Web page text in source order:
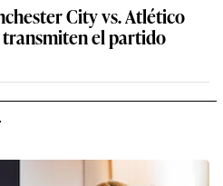
City vs. Atlético
el partido